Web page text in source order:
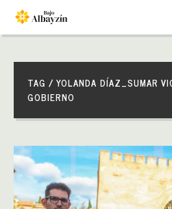
TAG / YOLANDA DÍAZ_SUMAR
GOBIERNO